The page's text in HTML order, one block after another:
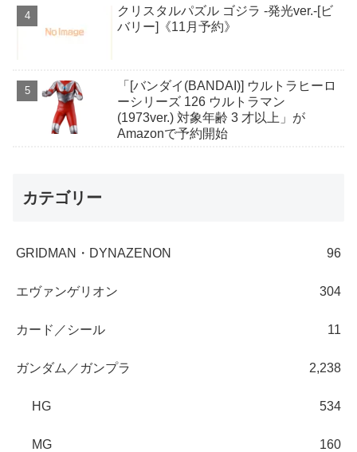
クリスタルパズル ゴジラ -発光ver.-[ビ
バリー]《11月予約》
「[バンダイ(BANDAI)] ウルトラヒーロ
ーシリーズ 126 ウルトラマン
(1973ver.) 対象年齢 3 才以上」が
Amazonで予約開始
カテゴリー
GRIDMAN・DYNAZENON 96
エヴァンゲリオン 304
カード／シール 11
ガンダム／ガンプラ 2,238
HG 534
MG 160